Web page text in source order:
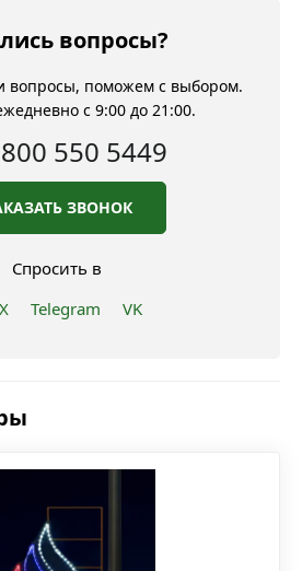
вопросы?
вопросы, поможем с выбором.
с 9:00 до 21:00.
550 5449
ЗВОНОК
Спросить в
Telegram VK